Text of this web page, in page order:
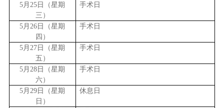
5月25日（星期
三）
手术日
5月26日（星期
四）
手术日
5月27日（星期
五）
手术日
5月28日（星期
六）
手术日
5月29日（星期
日）
休息日